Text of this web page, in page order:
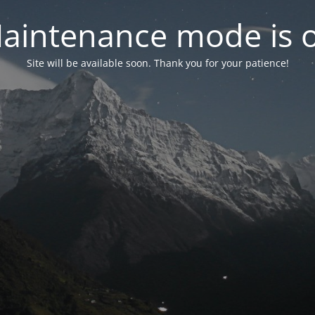
mode is
Site will be available soon. Thank you for your patience!